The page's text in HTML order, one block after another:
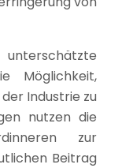
Möglichkeit,
Industrie zu
nutzen die
zur
Beitrag